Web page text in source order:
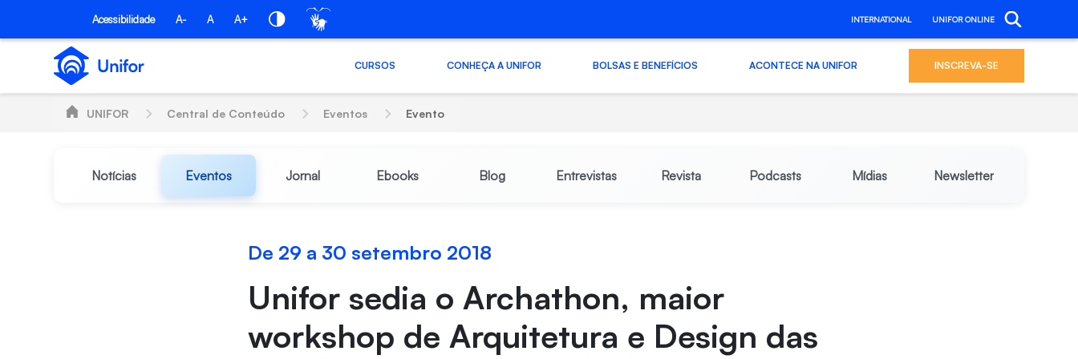
Pular para o Conteúdo principal
Acessibilidade A- A A+ INTERNATIONAL UNIFOR ONLINE
CURSOS CONHEÇA A UNIFOR BOLSAS E BENEFÍCIOS ACONTECE NA UNIFOR INSCREVA-SE
UNIFOR Central de Conteúdo Eventos Evento
Notícias Eventos Jornal Ebooks Blog Entrevistas Revista Podcasts Mídias Newsletter
De 29 a 30 setembro 2018
Unifor sedia o Archathon, maior
workshop de Arquitetura e Design das